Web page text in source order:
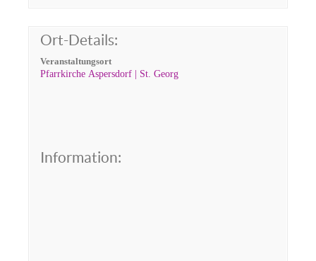
Ort-Details:
Veranstaltungsort
Pfarrkirche Aspersdorf | St. Georg
Information: